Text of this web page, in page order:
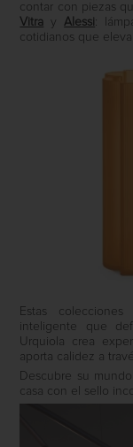
contar con piezas
Vitra yAlessi :
cotidianos que
Estas
inteligente que
Urquiola crea
aporta calidez a
Descubre su
casa con el sello